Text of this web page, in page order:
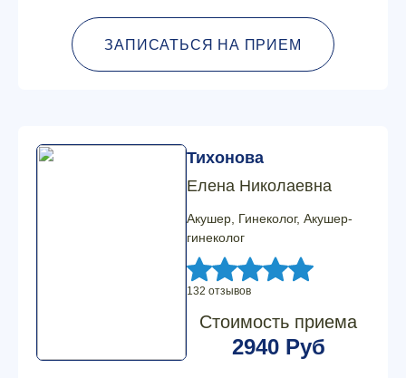
ЗАПИСАТЬСЯ НА ПРИЕМ
Тихонова
Елена Николаевна
Акушер, Гинеколог, Акушер-
гинеколог
132 отзывов
Стоимость приема
2940 Руб